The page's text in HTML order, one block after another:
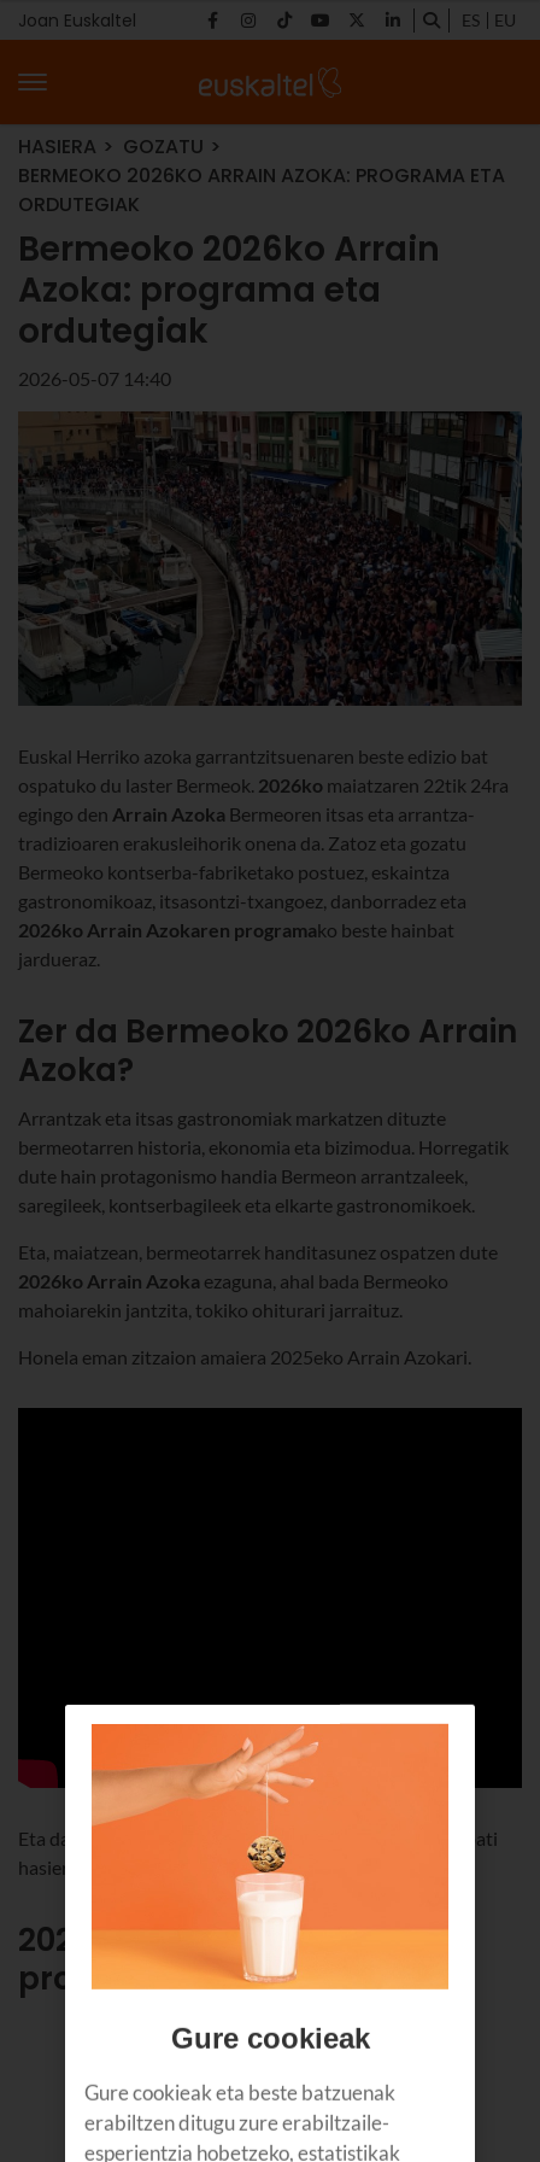
Joan Euskaltel ES EU
HASIERA
GOZATU
BERMEOKO 2026KO ARRAIN AZOKA: PROGRAMA ETA
ORDUTEGIAK
Bermeoko 2026ko Arrain
Azoka: programa eta
ordutegiak
2026-05-07 14:40
Euskal Herriko azoka garrantzitsuenaren beste edizio bat
ospatuko du laster Bermeok. 2026ko maiatzaren 22tik 24ra
egingo den Arrain Azoka Bermeoren itsas eta arrantza-
tradizioaren erakusleihorik onena da. Zatoz eta gozatu
Bermeoko kontserba-fabriketako postuez, eskaintza
gastronomikoaz, itsasontzi-txangoez, danborradez eta
2026ko Arrain Azokaren programako beste hainbat
jardueraz.
Zer da Bermeoko 2026ko Arrain
Azoka?
Arrantzak eta itsas gastronomiak markatzen dituzte
bermeotarren historia, ekonomia eta bizimodua. Horregatik
dute hain protagonismo handia Bermeon arrantzaleek,
saregileek, kontserbagileek eta elkarte gastronomikoek.
Eta, maiatzean, bermeotarrek handitasunez ospatzen dute
2026ko Arrain Azoka ezaguna, ahal bada Bermeoko
mahoiarekin jantzita, tokiko ohiturari jarraituz.
Honela eman zitzaion amaiera 2025eko Arrain Azokari.
Eta dagoeneko Bermeko Arrain Azokaren beste edizio bati
hasiera ematera goaz.
2026ko Arrain Azokaren
programa
Gure cookieak
Gure cookieak eta beste batzuenak
erabiltzen ditugu zure erabiltzaile-
esperientzia hobetzeko, estatistikak